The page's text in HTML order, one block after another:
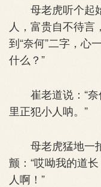
母老虎听个起
人，富贵自不待
到“奈何”二字，心
什么？”
崔老道说：“奈
里正犯小人呐。”
母老虎猛地一
颤：“哎呦我的道
人啊！”